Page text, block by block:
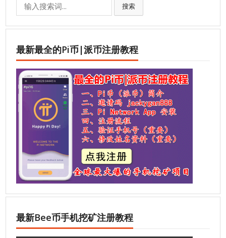
Search
for:
搜索
最新最全的Pi币|派币注册教程
最新Bee币手机挖矿注册教程